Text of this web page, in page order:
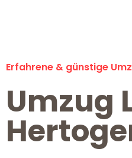
Erfahrene & günstige
Umzug